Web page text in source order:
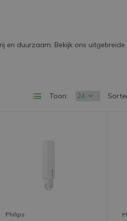
en duurzaam. Bekijk ons
Toon:
Philips